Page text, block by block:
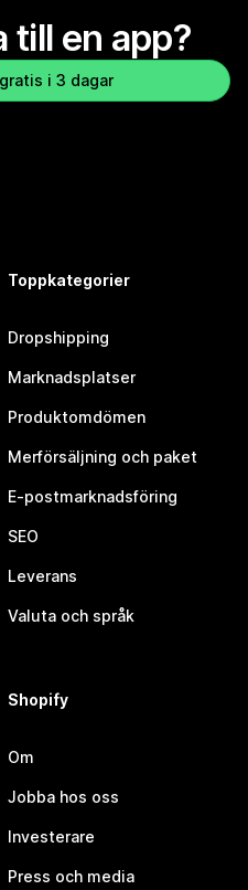
till en app?
i 3 dagar
Toppkategorier
Dropshipping
Marknadsplatser
Produktomdömen
Merförsäljning och paket
E-postmarknadsföring
SEO
Leverans
Valuta och språk
Shopify
Om
Jobba hos oss
Investerare
Press och media